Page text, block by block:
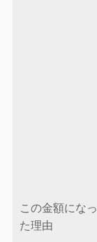
この金額になっ
た理由